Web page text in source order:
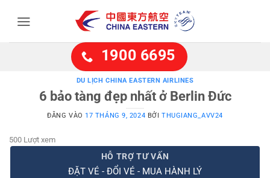
1900 6695
DU LỊCH CHINA EASTERN AIRLINES
6 bảo tàng đẹp nhất ở Berlin Đức
ĐĂNG VÀO 17 THÁNG 9, 2024 BỞI THUGIANG_AVV24
500 Lượt xem
HỖ TRỢ TƯ VẤN
ĐẶT VÉ - ĐỔI VÉ - MUA HÀNH LÝ